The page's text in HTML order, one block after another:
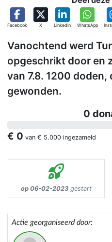
Facebook X Linkedin WhatsApp
Vanochtend werd
opgeschrikt door en
van 7.8. 1200 doden,
gewonden.
0
€ 0 van € 5.000 ingezameld
op 06-02-2023 gestart
Actie georganiseerd door: